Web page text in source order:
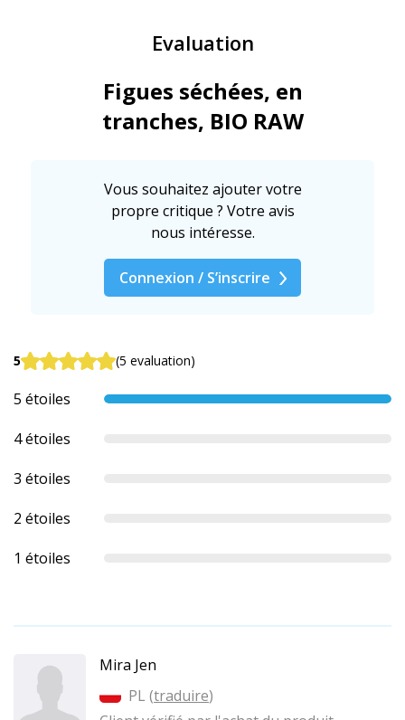
Evaluation
Figues séchées, en
tranches, BIO RAW
Vous souhaitez ajouter votre
propre critique ? Votre avis
nous intéresse.
Connexion / S’inscrire
5 (5 evaluation)
5 étoiles
4 étoiles
3 étoiles
2 étoiles
1 étoiles
Mira Jen
PL (traduire)